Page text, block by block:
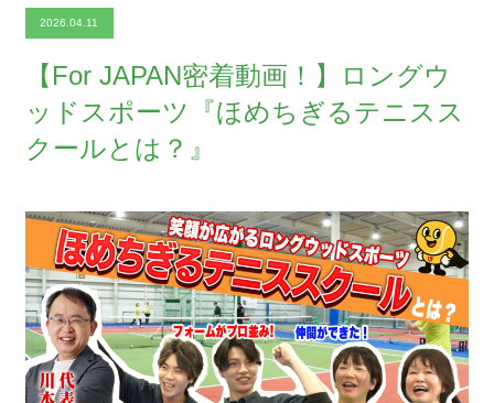
2026.04.11
【For JAPAN密着動画！】ロングウ
ッドスポーツ『ほめちぎるテニスス
クールとは？』